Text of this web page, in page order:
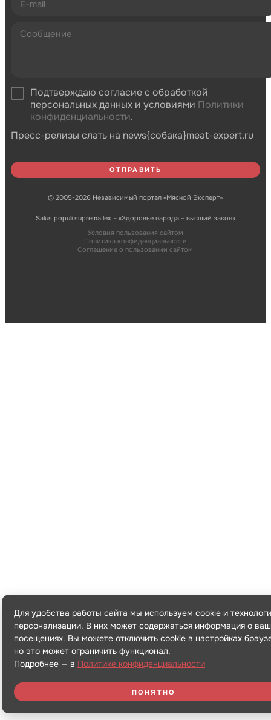
Подтверждаю согласие с обработкой
персональных данных и условиями Политики
конфиденциальности.
Пресс-релизы слать на news{собака}meat-expert.ru
© 2005-2026 Независимый портал «Мясной Эксперт»
Salus populi suprema lex – «Здоровье народа – высший закон»
Условия пользования сайтом
Политика конфиденциальности
Соглашение о пользовании сайтом
Для удобства работы сайта мы используем cookie и
персонализации. В них может содержаться информация о
посещениях. Вы можете отключить cookie в настройках
но это может ограничить функционал.
Подробнее — в Политике конфиденциальности
ПОНЯТНО